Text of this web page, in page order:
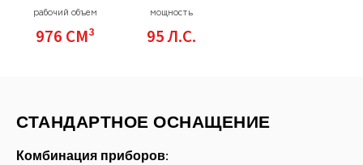
рабочий объем
976 СМ³
мощность
95 Л.С.
СТАНДАРТНОЕ ОСНАЩЕНИЕ
Комбинация приборов: